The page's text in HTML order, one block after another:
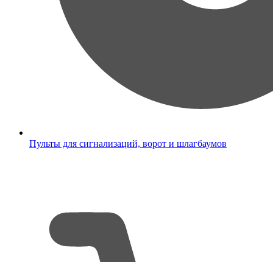
Пульты для сигнализаций, ворот и шлагбаумов